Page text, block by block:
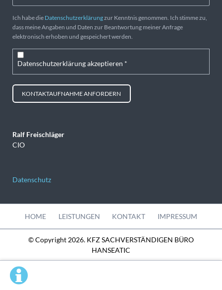
Ich habe die Datenschutzerklärungzur Kenntnis genommen. Ich stimme zu,
dass meine Angaben und Daten zur Beantwortung meiner Anfrage
elektronisch erhoben und gespeichert werden.
Datenschutzerklärung akzeptieren *
KONTAKTAUFNAHME ANFORDERN
Ralf Freischläger
CIO
Datenschutz
Navigation
HOME LEISTUNGEN KONTAKT IMPRESSUM
© Copyright 2026. KFZ SACHVERSTÄNDIGEN BÜRO
HANSEATIC